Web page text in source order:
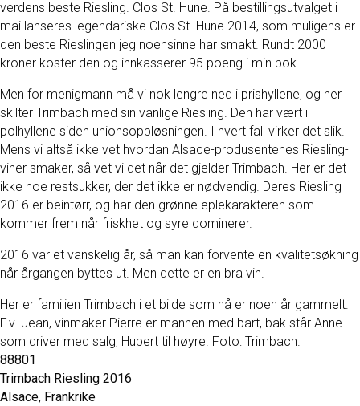
verdens beste Riesling. Clos St. Hune. På bestillingsutvalget i
mai lanseres legendariske Clos St. Hune 2014, som muligens er
den beste Rieslingen jeg noensinne har smakt. Rundt 2000
kroner koster den og innkasserer 95 poeng i min bok.
Men for menigmann må vi nok lengre ned i prishyllene, og her
skilter Trimbach med sin vanlige Riesling. Den har vært i
polhyllene siden unionsoppløsningen. I hvert fall virker det slik.
Mens vi altså ikke vet hvordan Alsace-produsentenes Riesling-
viner smaker, så vet vi det når det gjelder Trimbach. Her er det
ikke noe restsukker, der det ikke er nødvendig. Deres Riesling
2016 er beintørr, og har den grønne eplekarakteren som
kommer frem når friskhet og syre dominerer.
2016 var et vanskelig år, så man kan forvente en kvalitetsøkning
når årgangen byttes ut. Men dette er en bra vin.
Her er familien Trimbach i et bilde som nå er noen år gammelt.
F.v. Jean, vinmaker Pierre er mannen med bart, bak står Anne
som driver med salg, Hubert til høyre. Foto: Trimbach.
88801
Trimbach Riesling 2016
Alsace, Frankrike